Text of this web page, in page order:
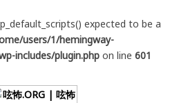
expected to be a
users/1/hemingway-
includes/plugin.php on line 601